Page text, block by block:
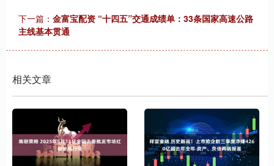
下一篇： 金富宝配资 “十四五”交通成绩单：33条国家高速公路
主线基本贯通
相关文章